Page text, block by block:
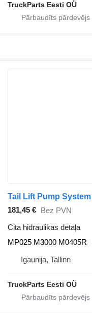
TruckParts Eesti OÜ
181,45 €
Bez PVN
Cita hidraulikas detaļa
MP025 M3000 M0405R
Igaunija, Tallinn
TruckParts Eesti OÜ